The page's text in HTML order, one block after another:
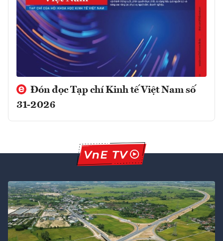
Đón đọc Tạp chí Kinh tế Việt Nam số
31-2026